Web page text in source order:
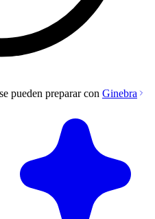
pueden preparar con Ginebra